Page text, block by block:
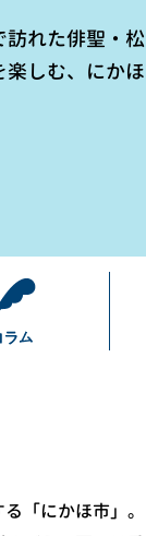
訪れた俳聖・松
しむ、にかほ
「にかほ市」。